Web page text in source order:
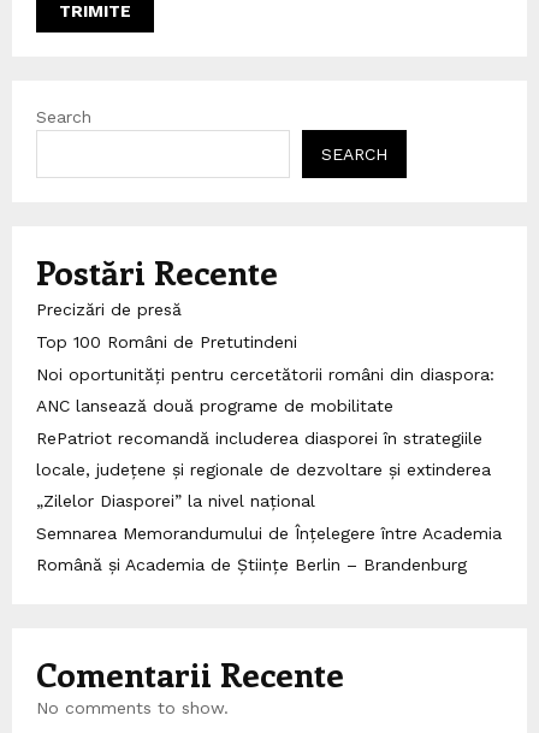
Search
SEARCH
Postări Recente
Precizări de presă
Top 100 Români de Pretutindeni
Noi oportunități pentru cercetătorii români din diaspora:
ANC lansează două programe de mobilitate
RePatriot recomandă includerea diasporei în strategiile
locale, județene și regionale de dezvoltare și extinderea
„Zilelor Diasporei” la nivel național
Semnarea Memorandumului de Înțelegere între Academia
Română și Academia de Științe Berlin – Brandenburg
Comentarii Recente
No comments to show.